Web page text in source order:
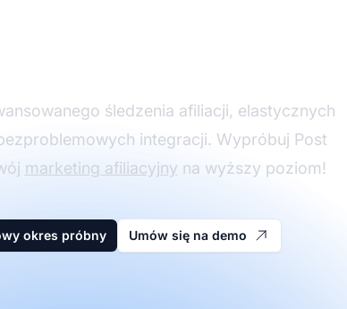
śledzenia afiliacji, elastycznych
integracji. Wypróbuj Post
marketing afiliacyjny na wyższy poziom!
okres próbny Umów się na demo